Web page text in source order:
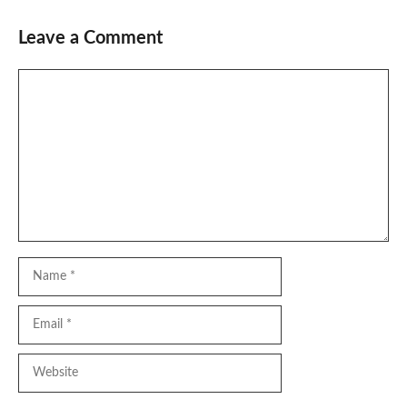
Leave a Comment